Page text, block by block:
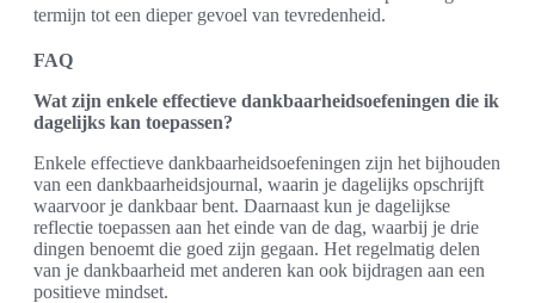
termijn tot een dieper gevoel van tevredenheid.
FAQ
Wat zijn enkele effectieve dankbaarheidsoefeningen die ik
dagelijks kan toepassen?
Enkele effectieve dankbaarheidsoefeningen zijn het bijhouden
van een dankbaarheidsjournal, waarin je dagelijks opschrijft
waarvoor je dankbaar bent. Daarnaast kun je dagelijkse
reflectie toepassen aan het einde van de dag, waarbij je drie
dingen benoemt die goed zijn gegaan. Het regelmatig delen
van je dankbaarheid met anderen kan ook bijdragen aan een
positieve mindset.